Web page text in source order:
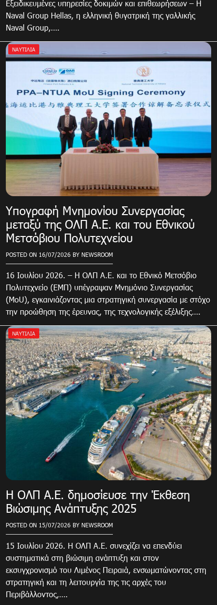
Εξειδικευμένες υπηρεσίες δοκιμών και επιθεωρήσεων – Η
Naval Group Hellas, η ελληνική θυγατρική της γαλλικής
Naval Group,….
ΝΑΥΤΙΛΙΑ
Υπογραφή Μνημονίου Συνεργασίας
μεταξύ της ΟΛΠ Α.Ε. και του Εθνικού
Μετσόβιου Πολυτεχνείου
POSTED ON 16/07/2026 BY NEWSROOM
16 Ιουλίου 2026. – Η ΟΛΠ Α.Ε. και το Εθνικό Μετσόβιο
Πολυτεχνείο (ΕΜΠ) υπέγραψαν Μνημόνιο Συνεργασίας
(MoU), εγκαινιάζοντας μια στρατηγική συνεργασία με στόχο
την προώθηση της έρευνας, της τεχνολογικής εξέλιξης….
ΝΑΥΤΙΛΙΑ
Η ΟΛΠ Α.Ε. δημοσίευσε την Έκθεση
Βιώσιμης Ανάπτυξης 2025
POSTED ON 15/07/2026 BY NEWSROOM
15 Ιουλίου 2026. Η ΟΛΠ Α.Ε. συνεχίζει να επενδύει
συστηματικά στη βιώσιμη ανάπτυξη και στον
εκσυγχρονισμό του Λιμένος Πειραιά, ενσωματώνοντας στη
στρατηγική και τη λειτουργία της τις αρχές του
Περιβάλλοντος,….